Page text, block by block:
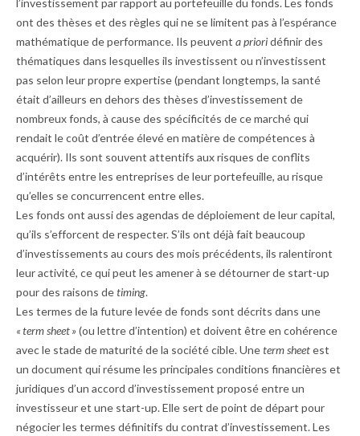
ont des thèses et des règles qui ne se limitent pas à l’espérance
mathématique de performance. Ils peuvent a prioridéfinir des
thématiques dans lesquelles ils investissent ou n’investissent
pas selon leur propre expertise (pendant longtemps, la santé
était d’ailleurs en dehors des thèses d’investissement de
nombreux fonds, à cause des spécificités de ce marché qui
rendait le coût d’entrée élevé en matière de compétences à
acquérir). Ils sont souvent attentifs aux risques de conflits
d’intérêts entre les entreprises de leur portefeuille, au risque
qu’elles se concurrencent entre elles.
Les fonds ont aussi des agendas de déploiement de leur capital,
qu’ils s’efforcent de respecter. S’ils ont déjà fait beaucoup
d’investissements au cours des mois précédents, ils ralentiront
leur activité, ce qui peut les amener à se détourner de start-up
pour des raisons detiming.
Les termes de la future levée de fonds sont décrits dans une
« term sheet » (ou lettre d’intention) et doivent être en cohérence
avec le stade de maturité de la société cible. Uneterm sheetest
un document qui résume les principales conditions financières et
juridiques d’un accord d’investissement proposé entre un
investisseur et une start-up. Elle sert de point de départ pour
négocier les termes définitifs du contrat d’investissement. Les